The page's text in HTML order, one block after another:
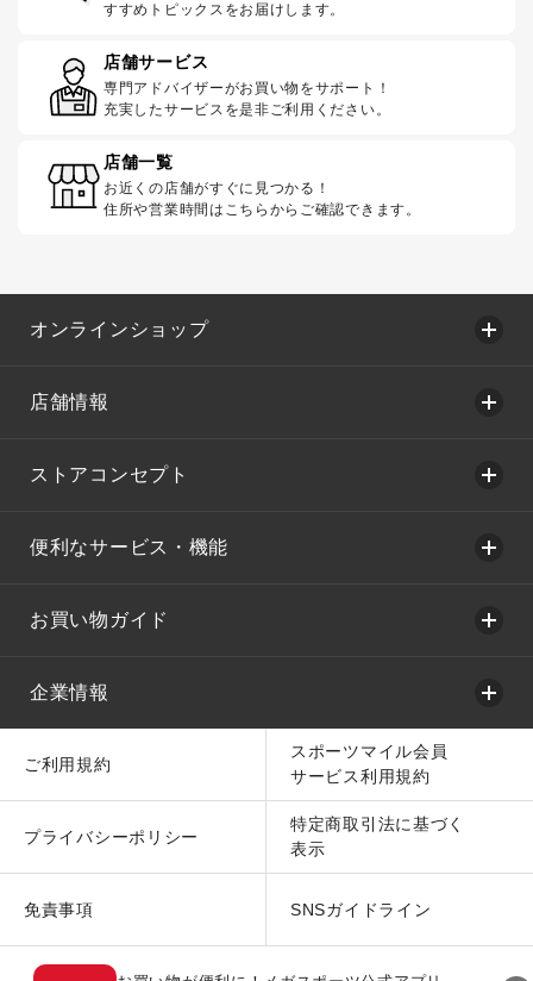
すすめトピックスをお届けします。
店舗サービス
専門アドバイザーがお買い物をサポート！
充実したサービスを是非ご利用ください。
店舗一覧
お近くの店舗がすぐに見つかる！
住所や営業時間はこちらからご確認できます。
オンラインショップ
店舗情報
ストアコンセプト
便利なサービス・機能
お買い物ガイド
企業情報
ご利用規約
スポーツマイル会員
サービス利用規約
プライバシーポリシー
特定商取引法に基づく
表示
免責事項 SNSガイドライン